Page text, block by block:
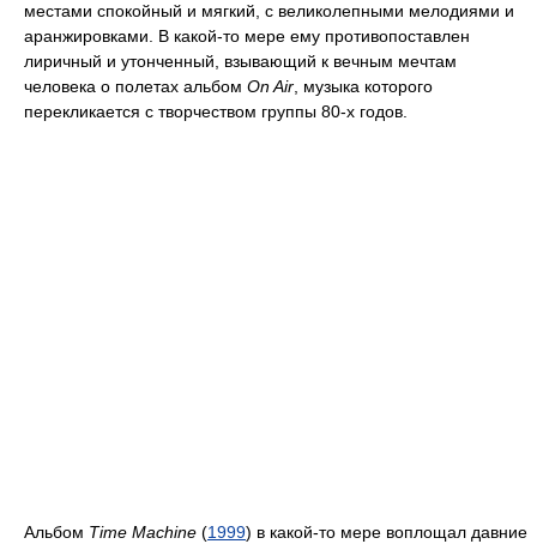
местами спокойный и мягкий, с великолепными мелодиями и
аранжировками. В какой-то мере ему противопоставлен
лиричный и утонченный, взывающий к вечным мечтам
человека о полетах альбом On Air, музыка которого
перекликается с творчеством группы 80-х годов.
Альбом Time Machine (1999) в какой-то мере воплощал давние